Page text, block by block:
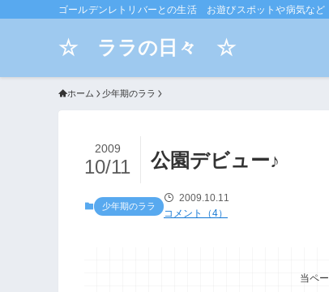
ゴールデンレトリバーとの生活 お遊びスポットや病気など
☆ ララの日々 ☆
ホーム 少年期のララ
公園デビュー♪
2009
10/11
少年期のララ
2009.10.11
コメント（4）
当ペ